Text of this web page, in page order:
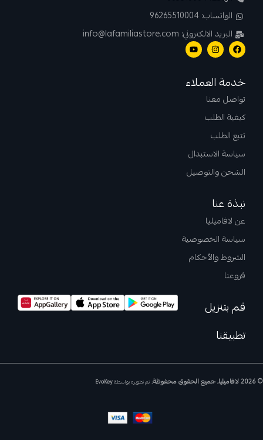
الواتساب: 96265510004
البريد الالكتروني: info@lafamiliastore.com
خدمة العملاء
تواصل معنا
كيفية الطلب
تتبع الطلب
سياسة الاستبدال
الشحن والتوصيل
نبذة عنا
عن لافاميليا
سياسة الخصوصية
الشروط والأحكام
فروعنا
قم بتنزيل
تطبيقنا
© 2026 لافاميليا, جميع الحقوق محفوظة. تم تطويره بواسطةEvoKey